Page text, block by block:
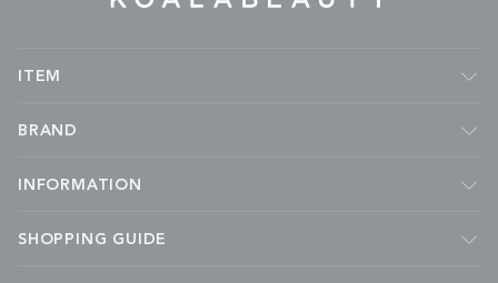
ITEM
フレグランス
キャンドル
フェイスケア
BRAND
Malie Organics
kai
INFORMATION
ABOUT
SHOPPING GUIDE